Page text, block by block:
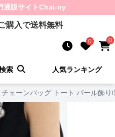
通販サイトChai-ny
購入で送料無料
0 0
索 人気ランキング
チェーンバッグ トート パール飾